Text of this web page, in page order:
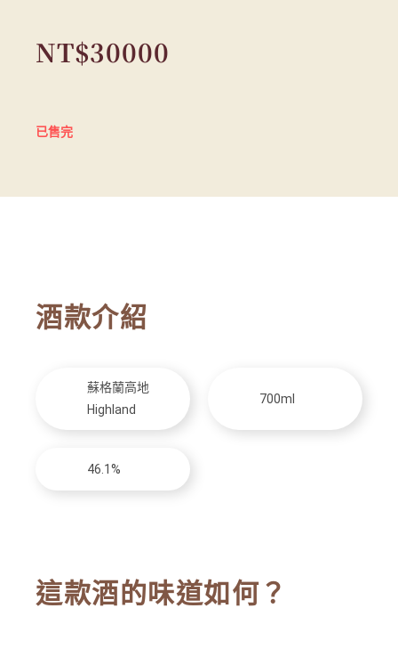
NT$30000
已售完
酒款介紹
蘇格蘭高地
Highland
700ml
46.1%
這款酒的味道如何？